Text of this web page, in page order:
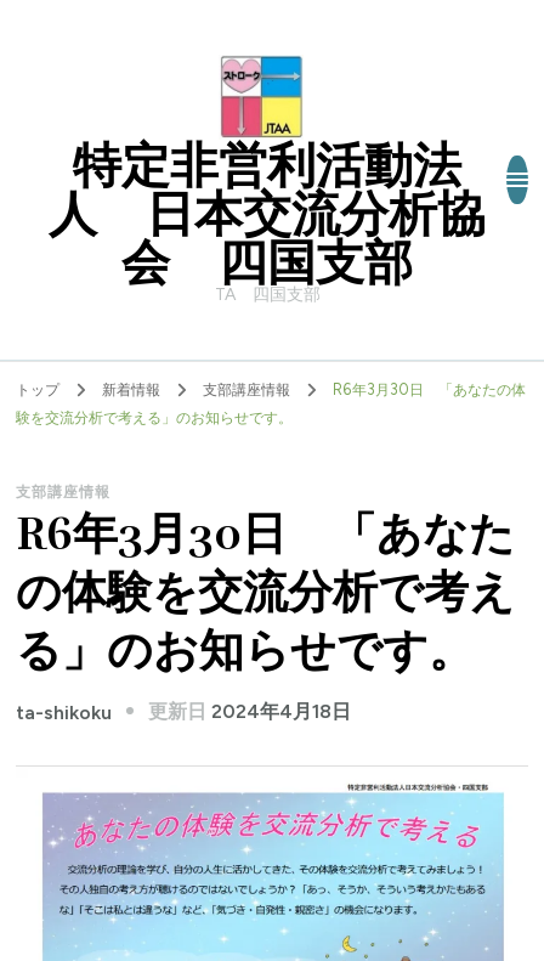
特定非営利活動法
人 日本交流分析協
会 四国支部
TA 四国支部
トップ 新着情報 支部講座情報
R6年3月30日 「あなたの体
験を交流分析で考える」のお知らせです。
支部講座情報
R6年3月30日 「あなた
の体験を交流分析で考え
る」のお知らせです。
ta-shikoku 更新日2024年4月18日